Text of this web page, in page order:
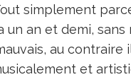
simplement
un an et demi,
au contraire
et